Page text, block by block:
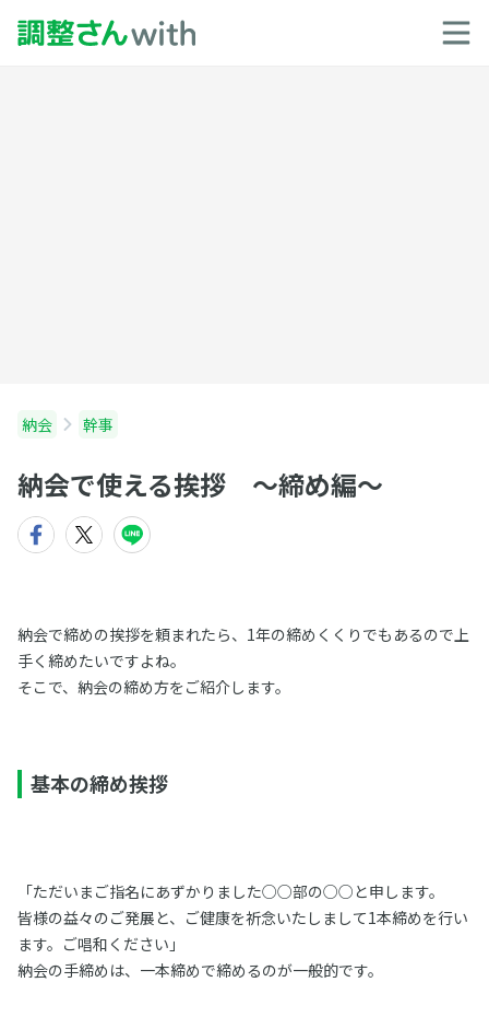
納会 幹事
納会で使える挨拶 〜締め編〜
納会で締めの挨拶を頼まれたら、1年の締めくくりでもあるので上
手く締めたいですよね。
そこで、納会の締め方をご紹介します。
基本の締め挨拶
「ただいまご指名にあずかりました○○部の○○と申します。
皆様の益々のご発展と、ご健康を祈念いたしまして1本締めを行い
ます。ご唱和ください」
納会の手締めは、一本締めで締めるのが一般的です。